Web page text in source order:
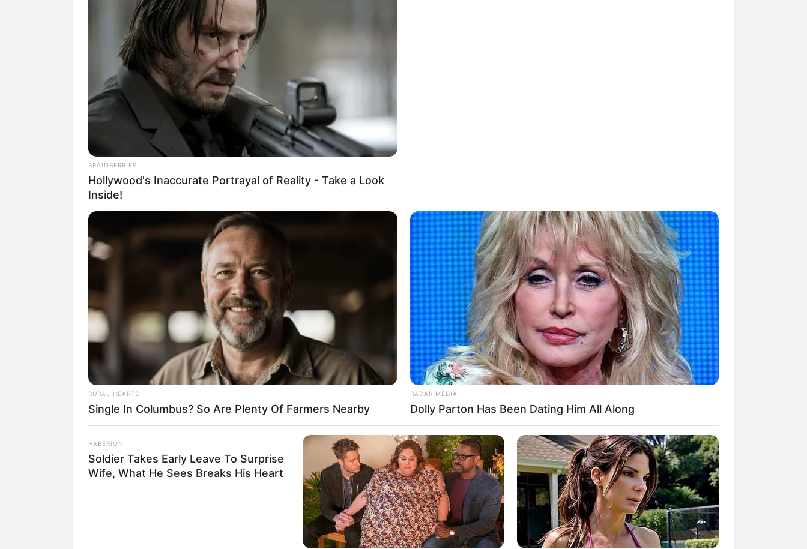
der universitären Welt gelehrt. Die mussten die Abstammungslehre ja endlich auch mal lernen.
Quermania folgen: Impressum & Kontakt
Auf Quermania werben
Auf einigen Seiten dieses Projektes sind Affiliate-Angebote integriert. Wenn etwas darüber gebucht oder gekauft wird, ist das
eine Unterstützung, ohne dass sich dadurch der Preis ändert.
BRAINBERRIES
Hollywood's Inaccurate Portrayal of Reality - Take a Look
Inside!
RURAL HEARTS
Single In Columbus? So Are Plenty Of Farmers Nearby
RADAR MEDIA
Dolly Parton Has Been Dating Him All Along
HABERION
Soldier Takes Early Leave To Surprise
Wife, What He Sees Breaks His Heart